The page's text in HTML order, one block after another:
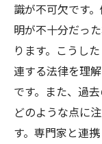
識が不可欠です
明が不十分だっ
ります。こうし
連する法律を理
です。また、過
どのような点に
す。専門家と連